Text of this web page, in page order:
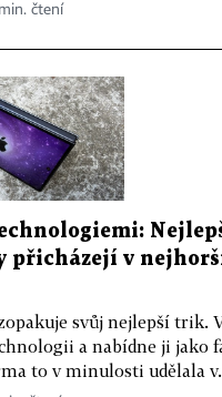
čtení
přicházejí v
svůj nejlepší trik.
a nabídne ji jako
to v minulosti udělala